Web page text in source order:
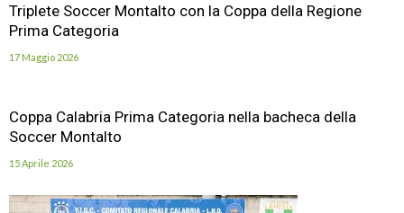
Triplete Soccer Montalto con la Coppa della Regione
Prima Categoria
17 Maggio 2026
Coppa Calabria Prima Categoria nella bacheca della
Soccer Montalto
15 Aprile 2026